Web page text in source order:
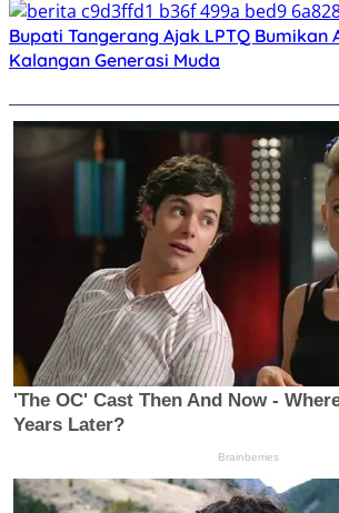
Bupati Tangerang Ajak LPTQ Bumikan
Kalangan Generasi Muda